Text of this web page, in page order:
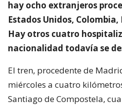
hay ocho extranjeros
Estados Unidos, Colombia,
Hay otros cuatro
nacionalidad todavía se
El tren, procedente de
miércoles a cuatro
Santiago de Compostela,